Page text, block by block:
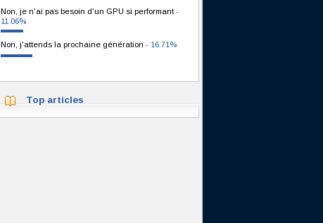
Non, je n'ai pas besoin d'un GPU si performant -
11.06%
Non, j'attends la prochaine génération - 16.71%
Top articles